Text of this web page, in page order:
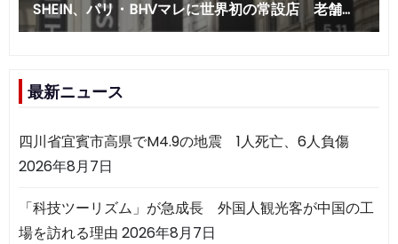
最新ニュース
四川省宜賓市高県でM4.9の地震 1人死亡、6人負傷
2026年8月7日
「科技ツーリズム」が急成長 外国人観光客が中国の工
場を訪れる理由 2026年8月7日